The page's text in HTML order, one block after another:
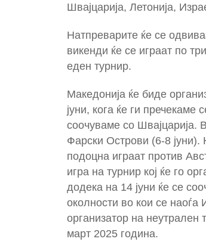
Швајцарија, Летонија,
Натпреварите ќе се
викенди ќе се играат по
еден турнир.
Македонија ќе биде
јуни, кога ќе ги пречекаме
соочуваме со Швајцарија.
Фарски Острови (6-8 јуни).
подоцна играат против
игра на турнир кој ќе го
додека на 14 јуни ќе се
околности во кои се наоѓа
организатор на неутрален
март 2025 година.